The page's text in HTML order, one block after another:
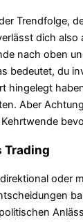
Trendfolge,
dich also
nach oben
bedeutet, du
hingelegt
Aber
Trading
oder